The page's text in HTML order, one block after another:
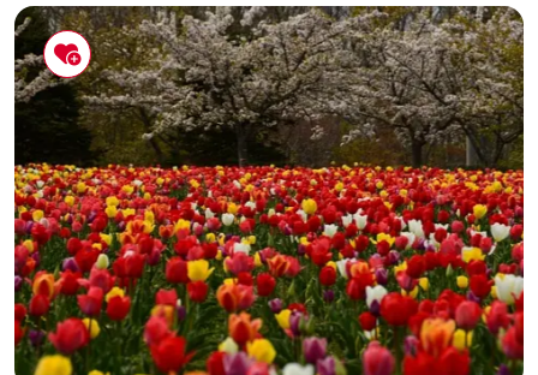
しても利用されており、園内の桜並木や藤棚、栗の木な
ど、四季折々の自然が楽しめます。さわやかな青空の下、
桜の小道や藤棚の小道を散策したり、水辺の広場やお花見
広場で思い思いに1日を...